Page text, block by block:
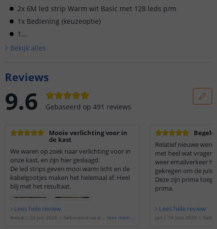
2x 6M led strip Warm wit Basic met 128 leds p/m
1x Bediening (keuzeoptie)
1...
Bekijk alles
Reviews
9.6 Gebaseerd op 491 reviews
Mooie verlichting voor in
de kast
We waren op zoek naar verlichting voor in
onze kast, en zijn hier geslaagd.
De led strips geven mooi warm licht en de
kabelgootjes maken het helemaal af. Heel
blij met het resultaat.
Lees hele review
Anouk | 22 juli 2026 | Gebaseerd op de ' lees meer...
Relatief nieuwe
met heel wat vragen. Na heel wat heen en
weer emailverkeer
gekregen om de
Deze zijn prima
prima.
Lees hele review
Jan | 16 juni 2026 |